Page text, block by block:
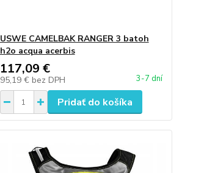
USWE CAMELBAK RANGER 3 batoh
h2o acqua acerbis
117,09 €
95,19 € bez DPH 3-7 dní
Pridať do košíka